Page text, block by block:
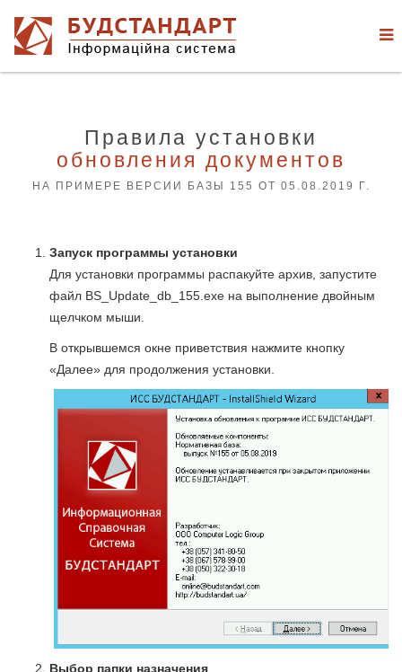
Правила установки
обновления документов
НА ПРИМЕРЕ ВЕРСИИ БАЗЫ 155 ОТ 05.08.2019 Г.
Запуск программы установки
Для установки программы распакуйте архив, запустите
файл BS_Update_db_155.exe на выполнение двойным
щелчком мыши.
В открывшемся окне приветствия нажмите кнопку
«Далее» для продолжения установки.
Выбор папки назначения